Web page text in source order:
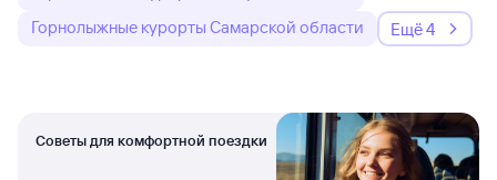
Горнолыжные курорты Самарской области
Ещё 4
Советы для комфортной поездки